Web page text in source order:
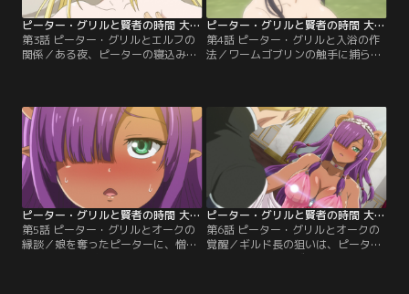
ピーター・グリルと賢者の時間 大賢者ver. 第03話
第3話 ピーター・グリルとエルフの
関係／ある夜、ピーターの寝込みを
いはもちろん、ピーターの持つ最強
の遺伝子。ところが、ピーターの象
さんはいっこうに興奮しない。プラ
イドを傷付けられたビーガンは、う
さん臭い術をピーターにかけて去っ
ていく。
ピーター・グリルと賢者の時間 大賢者ver. 第04話
第4話 ピーター・グリルと入浴の作
法／ワームゴブリンの触手に捕らわ
た。その圧倒的な強さに、戦いを見
ていたリサとミミは大興奮。ルヴェ
リアも惚れ直した様子だが、ピータ
ーはなぜか浮かない顔。実は、ビー
ガンにかけられた術の効果が出始め
ていて……。
ピーター・グリルと賢者の時間 大賢者ver. 第05話
第5話 ピーター・グリルとオークの
縁談／娘を奪ったピーターに、憎し
ピーター・グリルと賢者の時間 大賢者ver. 第06話
第6話 ピーター・グリルとオークの
覚醒／ギルド長の狙いは、ピーター
とピグリットをわざと浮気させ、ル